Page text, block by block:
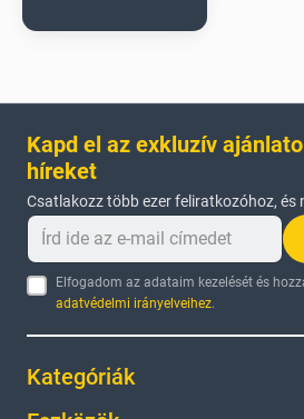
Kapd el az exkluzív
híreket
Csatlakozz több ezer feliratkozóhoz, és
Elfogadom az adataim kezelését és
adatvédelmi irányelveihez.
Kategóriák